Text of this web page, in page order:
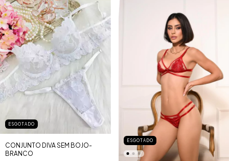
ESGOTADO
CONJUNTO DIVA SEM BOJO-
BRANCO
ESGOTADO